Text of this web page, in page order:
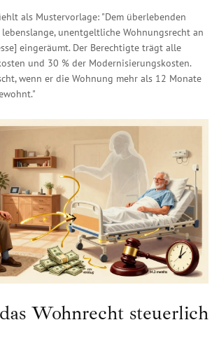
als Mustervorlage: "Dem überlebenden
unentgeltliche Wohnungsrecht an
eingeräumt. Der Berechtigte trägt alle
und 30 % der Modernisierungskosten.
wenn er die Wohnung mehr als 12 Monate
Wohnrecht steuerlich